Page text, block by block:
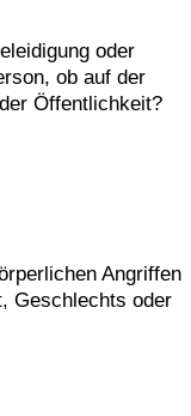
oder
ob auf der
Öffentlichkeit?
Angriffen
Geschlechts oder